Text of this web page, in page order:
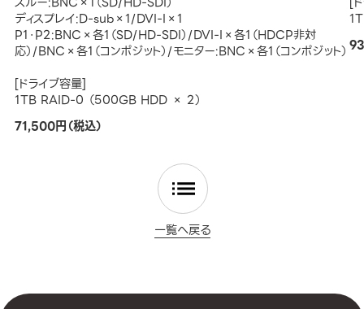
ディスプレイ:D-sub×1/DVI-I×1
P1・P2:BNC×各1（SD/HD-SDI）/DVI-I×各1（HDCP非対
応）/BNC×各1（コンポジット）/モニター:BNC×各1（コンポジット）
[ドライブ容量]
1TB RAID-0 （500GB HDD × 2）
71,500円（税込）
一覧へ戻る